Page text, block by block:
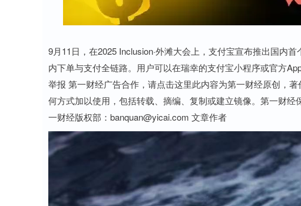
9月11日，在2025 Inclusion·外滩大会上，支付宝宣布推出国内
内下单与支付全链路。用户可以在瑞幸的支付宝小程序或官方
举报 第一财经广告合作，请点击这里此内容为第一财经原创，
何方式加以使用，包括转载、摘编、复制或建立镜像。第一财
一财经版权部：banquan@yicai.com 文章作者